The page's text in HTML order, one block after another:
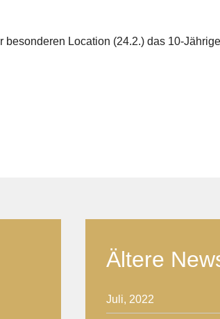
Location (24.2.) das 10-
Ältere
Juli, 2022